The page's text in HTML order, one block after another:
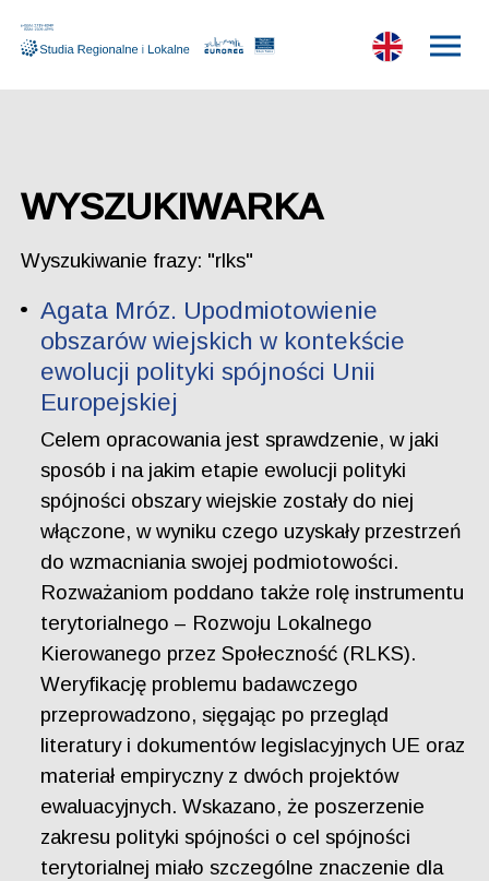
WYSZUKIWARKA
Wyszukiwanie frazy: "rlks"
Agata Mróz. Upodmiotowienie
obszarów wiejskich w kontekście
ewolucji polityki spójności Unii
Europejskiej
Celem opracowania jest sprawdzenie, w jaki
sposób i na jakim etapie ewolucji polityki
spójności obszary wiejskie zostały do niej
włączone, w wyniku czego uzyskały przestrzeń
do wzmacniania swojej podmiotowości.
Rozważaniom poddano także rolę instrumentu
terytorialnego – Rozwoju Lokalnego
Kierowanego przez Społeczność (RLKS).
Weryfikację problemu badawczego
przeprowadzono, sięgając po przegląd
literatury i dokumentów legislacyjnych UE oraz
materiał empiryczny z dwóch projektów
ewaluacyjnych. Wskazano, że poszerzenie
zakresu polityki spójności o cel spójności
terytorialnej miało szczególne znaczenie dla